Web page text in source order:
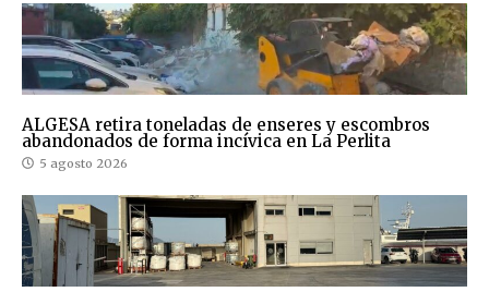
ALGESA retira toneladas de enseres y escombros
abandonados de forma incívica en La Perlita
5 agosto 2026